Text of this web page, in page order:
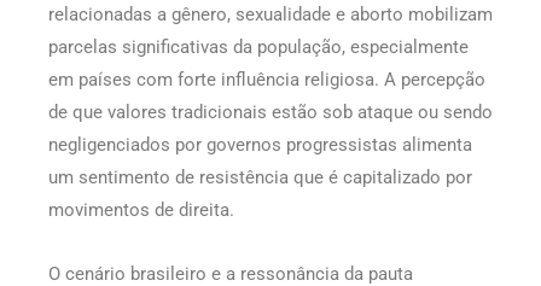
relacionadas a gênero, sexualidade e aborto mobilizam
parcelas significativas da população, especialmente
em países com forte influência religiosa. A percepção
de que valores tradicionais estão sob ataque ou sendo
negligenciados por governos progressistas alimenta
um sentimento de resistência que é capitalizado por
movimentos de direita.
O cenário brasileiro e a ressonância da pauta